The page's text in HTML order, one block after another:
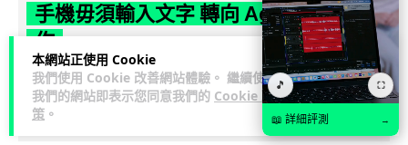
本網站正使用 Cookie
我們使用 Cookie 改善網站體驗。 繼續使用
我們的網站即表示您同意我們的 Cookie 政
策 。
手機毋須輸入文字 轉向 Agent 全自動操
作
Samsung 電子 MX 部門顧客體驗辦公室主管兼副總裁 Jay Kim
表示，品牌正推動 Galaxy AI 邁向全自動化 Agent... 閱讀全
文
🎵 ⛶
📖 詳細評測 →